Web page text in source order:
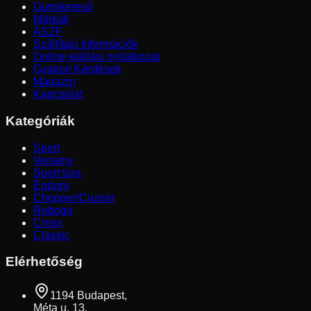
Gumikereső
Márkák
ÁSZF
Szállítási Információk
Online elállási nyilatkozat
Gyakori Kérdések
Magazin
Kapcsolat
Kategóriák
Sport
Verseny
Sport túra
Enduro
Chopper/Cruiser
Robogó
Cross
Classic
Elérhetőség
1194 Budapest,
Méta u. 13.